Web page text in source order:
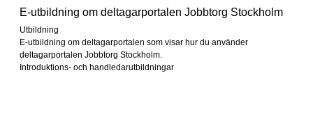
E-utbildning om deltagarportalen Jobbtorg Stockholm
Utbildning
E-utbildning om deltagarportalen som visar hur du använder
deltagarportalen Jobbtorg Stockholm.
Introduktions- och handledarutbildningar